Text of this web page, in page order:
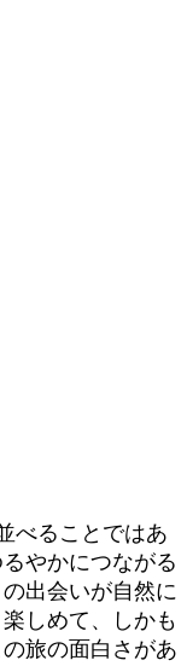
べることではあ
やかにつながる
出会いが自然に
しめて、しかも
旅の面白さがあ